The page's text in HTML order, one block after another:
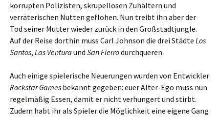
korrupten Polizisten, skrupellosen Zuhältern und
verräterischen Nutten geflohen. Nun treibt ihn aber der
Tod seiner Mutter wieder zurück in den Großstadtjungle.
Auf der Reise dorthin muss Carl Johnson die drei Städte Los
Santos, Las Ventura und San Fierrodurchqueren.
Auch einige spielerische Neuerungen wurden von Entwickler
Rockstar Games bekannt gegeben: euer Alter-Ego muss nun
regelmäßig Essen, damit er nicht verhungert und stirbt.
Zudem habt ihr als Spieler die Möglichkeit eine eigene Gang